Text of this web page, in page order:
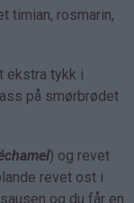
timian, rosmarin,
ekstra tykk i
på smørbrødet
) og revet
revet ost i
og du får en